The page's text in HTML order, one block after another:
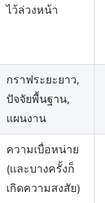
ไว้ล่วงหน้า
กราฟระยะยาว,
ปัจจัยพื้นฐาน,
แผนงาน
ความเบื่อหน่าย
(และบางครั้งก็
เกิดความสงสัย)